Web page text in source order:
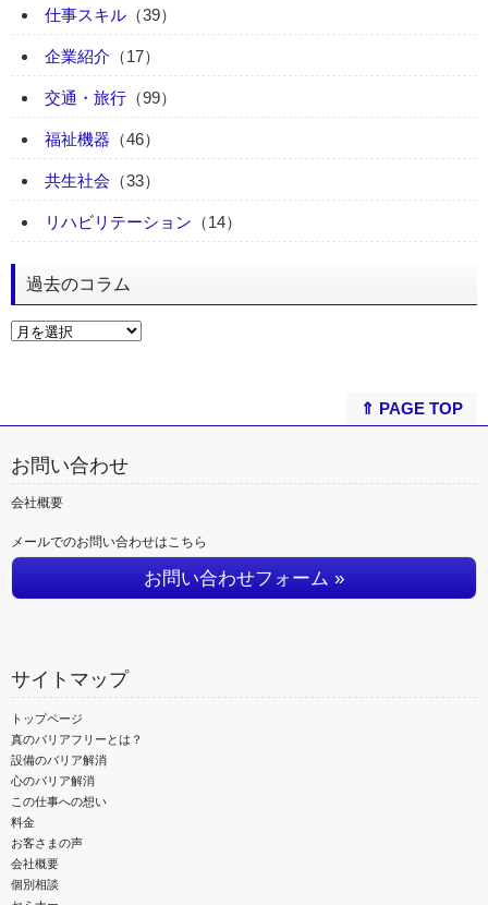
仕事スキル （39）
企業紹介 （17）
交通・旅行 （99）
福祉機器 （46）
共生社会 （33）
リハビリテーション （14）
過去のコラム
⇑ PAGE TOP
お問い合わせ
会社概要
メールでのお問い合わせはこちら
お問い合わせフォーム »
サイトマップ
トップページ
真のバリアフリーとは？
設備のバリア解消
心のバリア解消
この仕事への想い
料金
お客さまの声
会社概要
個別相談